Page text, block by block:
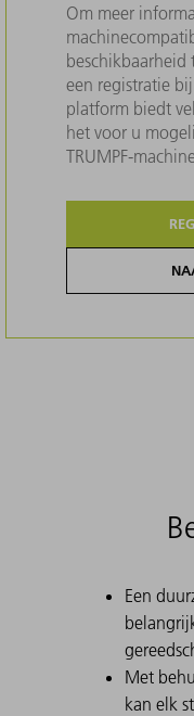
Om meer
beschikbaarheid
een registratie
platform biedt
het voor u
TRUMPF-
Een
Met
kan elk